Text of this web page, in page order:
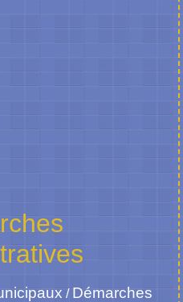
/ Démarches